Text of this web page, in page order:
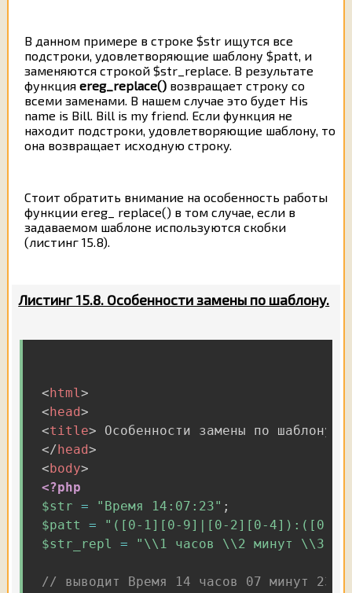
В данном примере в строке $str ищутся все
подстроки, удовлетворяющие шаблону $patt, и
заменяются строкой $str_replace. В результате
функция ereg_replace()возвращает строку со
всеми заменами. В нашем случае это будет His
name is Bill. Bill is my friend. Если функция не
находит подстроки, удовлетворяющие шаблону, то
она возвращает исходную строку.
Стоит обратить внимание на особенность работы
функции ereg_ replace() в том случае, если в
задаваемом шаблоне используются скобки
(листинг 15.8).
Листинг 15.8. Особенности замены по шаблону.
< html>
< head>
<title> Особенности замены по шаблону
</ head>
< body>
<?php
$str = "Время 14:07:23" ;
$patt
=
"([0-1][0-9]|[0-2][0-4]):([0-
$str_repl
= "\\1 часов \\2 минут \\3
// выводит Время 14 часов 07 минут 23